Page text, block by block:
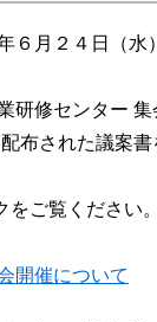
２４日（水）
修センター 集
布された議案書
ご覧ください。
開催について